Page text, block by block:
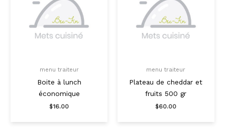
menu traiteur
Boite à lunch
économique
$16.00
menu traiteur
Plateau de cheddar et
fruits 500 gr
$60.00